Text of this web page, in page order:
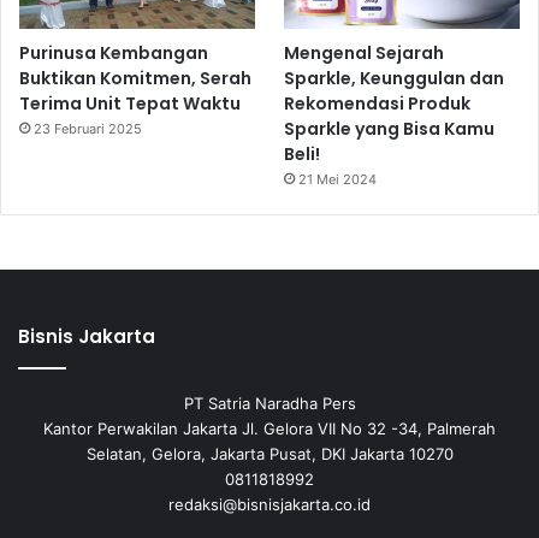
Purinusa Kembangan
Buktikan Komitmen, Serah
Terima Unit Tepat Waktu
23 Februari 2025
Mengenal Sejarah
Sparkle, Keunggulan dan
Rekomendasi Produk
Sparkle yang Bisa Kamu
Beli!
21 Mei 2024
Bisnis Jakarta
PT Satria Naradha Pers
Kantor Perwakilan Jakarta Jl. Gelora VII No 32 -34, Palmerah
Selatan, Gelora, Jakarta Pusat, DKI Jakarta 10270
0811818992
redaksi@bisnisjakarta.co.id